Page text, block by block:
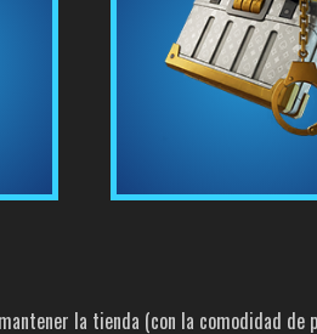
la tienda (con la comodidad de